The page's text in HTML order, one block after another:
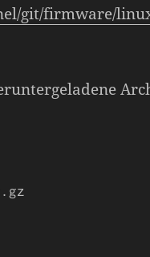
git/firmware/